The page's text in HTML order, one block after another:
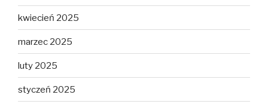
kwiecień 2025
marzec 2025
luty 2025
styczeń 2025